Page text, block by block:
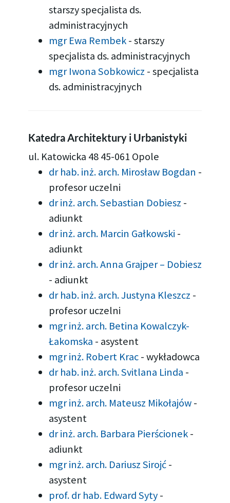
starszy specjalista ds.
administracyjnych
mgr Ewa Rembek-starszy
specjalista ds. administracyjnych
mgr Iwona Sobkowicz -specjalista
ds. administracyjnych
Katedra Architektury i Urbanistyki
ul. Katowicka 48 45-061 Opole
dr hab. inż. arch. Mirosław Bogdan -
profesor uczelni
dr inż. arch. Sebastian Dobiesz -
adiunkt
dr inż. arch. Marcin Gałkowski -
adiunkt
dr inż. arch. Anna Grajper – Dobiesz
- adiunkt
dr hab. inż. arch. Justyna Kleszcz -
profesor uczelni
mgr inż. arch. Betina Kowalczyk-
Łakomska - asystent
mgr inż. Robert Krac-wykładowca
dr hab. inż. arch. Svitlana Linda -
profesor uczelni
mgr inż. arch. Mateusz Mikołajów-
asystent
dr inż. arch. Barbara Pierścionek-
adiunkt
mgr inż. arch. Dariusz Sirojć-
asystent
prof. dr hab. Edward Syty-